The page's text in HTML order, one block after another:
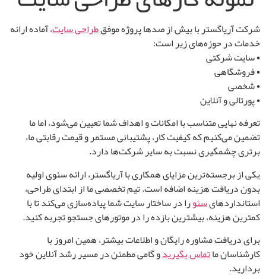
شرکت آریا‌گستر با بیش ازصدها پروژه موفقطراحی سایت، آماده ارائه
خدمات در حوزه‌های زیر است:
• سایت شرکتی
• فروشگاهی
• شخصی
• پورتالی و آنلاین
تعرفه نهایی متناسب با امکانات و اهداف شما تعیین می‌شود، اما ما
تضمین می‌کنیم که کیفیت کار، پشتیبانی مستمر و قیمت رقابتی ما،
برتری چشمگیری نسبت به سایر شرکت‌ها دارد.
یکی از برجسته‌ترین مزایای همکاری با آریا‌گستر، ارائه سئوی اولیه
بدون دریافت هزینه اضافه است. تیم تخصصی ما از ابتدای طراحی،
استانداردهایسئورا در ساختار سایت شما پیاده‌سازی می‌کند تا با
کمترین هزینه، بیشترین بازده را در موتورهای جستجو تجربه کنید.
برای دریافت مشاوره رایگان و اطلاعات بیشتر، همین امروز با
کارشناسان ماتماس بگیریدو گامی مطمئن در مسیر رشد آنلاین‌ خود
بردارید.